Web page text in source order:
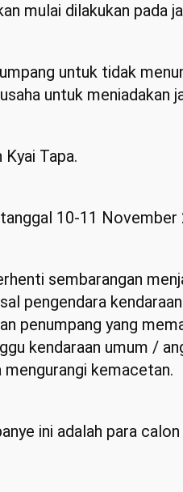
mulai dilakukan pada
untuk tidak
untuk meniadakan
Tapa.
10-11
sembarangan
pengendara
penumpang yang
kendaraan umum /
mengurangi kemacetan.
ini adalah para